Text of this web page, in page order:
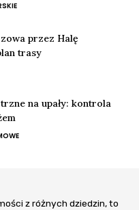
przez Halę
trasy
na upały: kontrola
z różnych dziedzin, to